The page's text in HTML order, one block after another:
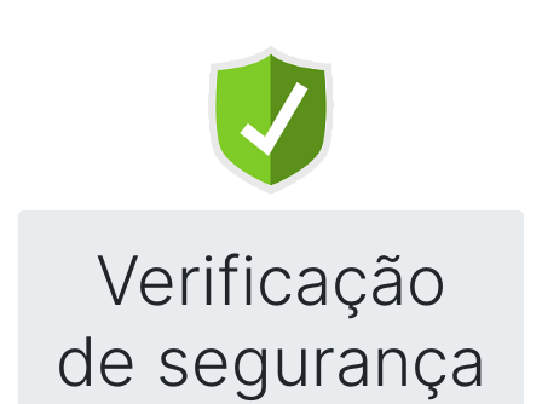
Verificação
de segurança